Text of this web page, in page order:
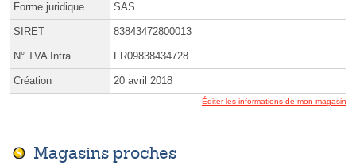
Forme juridique SAS
SIRET 83843472800013
N° TVA Intra. FR09838434728
Création 20 avril 2018
Éditer les informations de mon magasin
Magasins proches